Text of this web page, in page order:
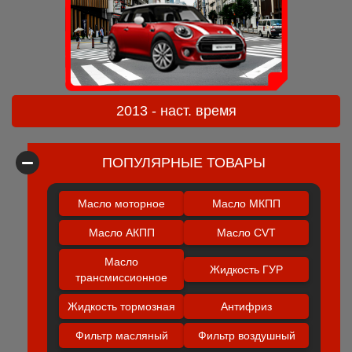
2013 - наст. время
ПОПУЛЯРНЫЕ ТОВАРЫ
Масло моторное Масло МКПП
Масло АКПП Масло CVT
Масло
трансмиссионное
Жидкость ГУР
Жидкость тормозная Антифриз
Фильтр масляный Фильтр воздушный